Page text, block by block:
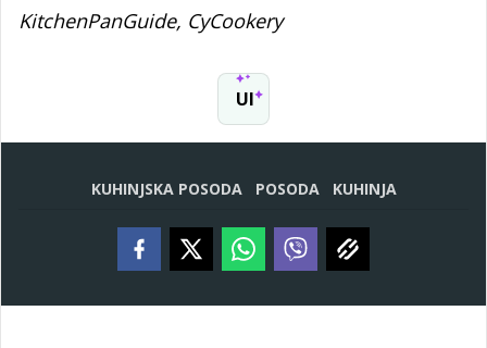
KitchenPanGuide, CyCookery
UI
KUHINJSKA POSODA POSODA KUHINJA